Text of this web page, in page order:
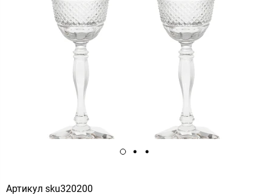
Артикул sku320200